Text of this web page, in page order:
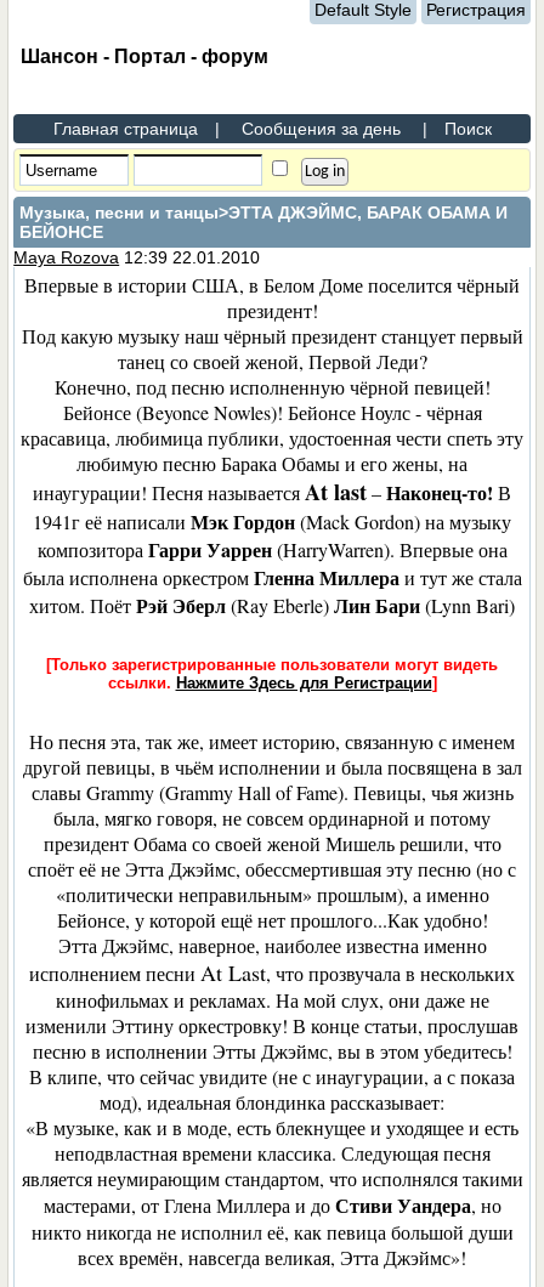
Default Style Регистрация
Шансон - Портал - форум
Главная страница | Сообщения за день | Поиск
Музыка, песни и танцы>ЭТТА ДЖЭЙМС, БАРАК ОБАМА И
БЕЙОНСЕ
Maya Rozova 12:39 22.01.2010
Впервые в истории США, в Белом Доме поселится чёрный
президент!
Под какую музыку наш чёрный президент станцует первый
танец со своей женой, Первой Леди?
Конечно, под песню исполненную чёрной певицей!
Бейонсе (Beyonce Nowles)! Бейонсе Ноулс - чёрная
красавица, любимица публики, удостоенная чести спеть эту
любимую песню Барака Обамы и его жены, на
инаугурации! Песня называетсяAtlast–Наконец-то! В
1941г её написали Мэк Гордон(Mack Gordon) на музыку
композитора Гарри Уaррен(HarryWarren). Впервые она
была исполнена оркестромГленна Миллера и тут же стала
хитом. ПоётРэй Эберл(Ray Eberle)Лин Бари(Lynn Bari)
[Только зарегистрированные пользователи могут видеть
ссылки. Нажмите Здесь для Регистрации]
Но песня эта, так же, имеет историю, связанную с именем
другой певицы, в чьём исполнении и была посвящена в зал
славы Grammy (GrаmmyHall ofFame). Певицы, чья жизнь
была, мягко говоря, не совсем ординарной и потому
президент Обама со своей женой Мишель решили, что
споёт её не Этта Джэймс, обессмертившая эту песню (но с
«политически неправильным» прошлым), а именно
Бейонсе, у которой ещё нет прошлого...Как удобно!
Этта Джэймс, наверное, наиболее известна именно
исполнением песни At Last, что прозвучала в нескольких
кинофильмах и рекламах. На мой слух, они даже не
изменили Эттину оркестровку! В конце статьи, прослушав
песню в исполнении Этты Джэймс, вы в этом убедитесь!
В клипе, что сейчас увидите (не с инаугурации, а с показа
мод), идеaльная блондинка рассказывает:
«В музыке, как и в моде, есть блекнущее и уходящее и есть
неподвластная времени классика. Следующая песня
является неумирающим стандартом, что исполнялся такими
мастерами, от Глена Миллера и доСтиви Уандера, но
никто никогда не исполнил её, как певица большой души
всех времён, навсегда великая, Этта Джэймс»!